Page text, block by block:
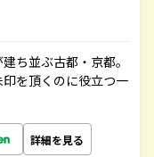
ち並ぶ古都・京都。
を頂くのに役立つ一
詳細を見る